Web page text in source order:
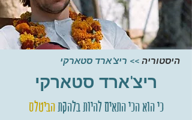
היסטוריה >> ריצ'ארד סטארקי
ריצ'ארד סטארקי
כי הוא הכי התאים להיות בלהקתהביטלס